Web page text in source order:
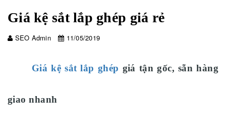
Giá kệ sắt lắp ghép giá rẻ
SEO Admin 11/05/2019
Giá kệ sắt lắp ghép giá tận gốc, sẵn hàng
giao nhanh